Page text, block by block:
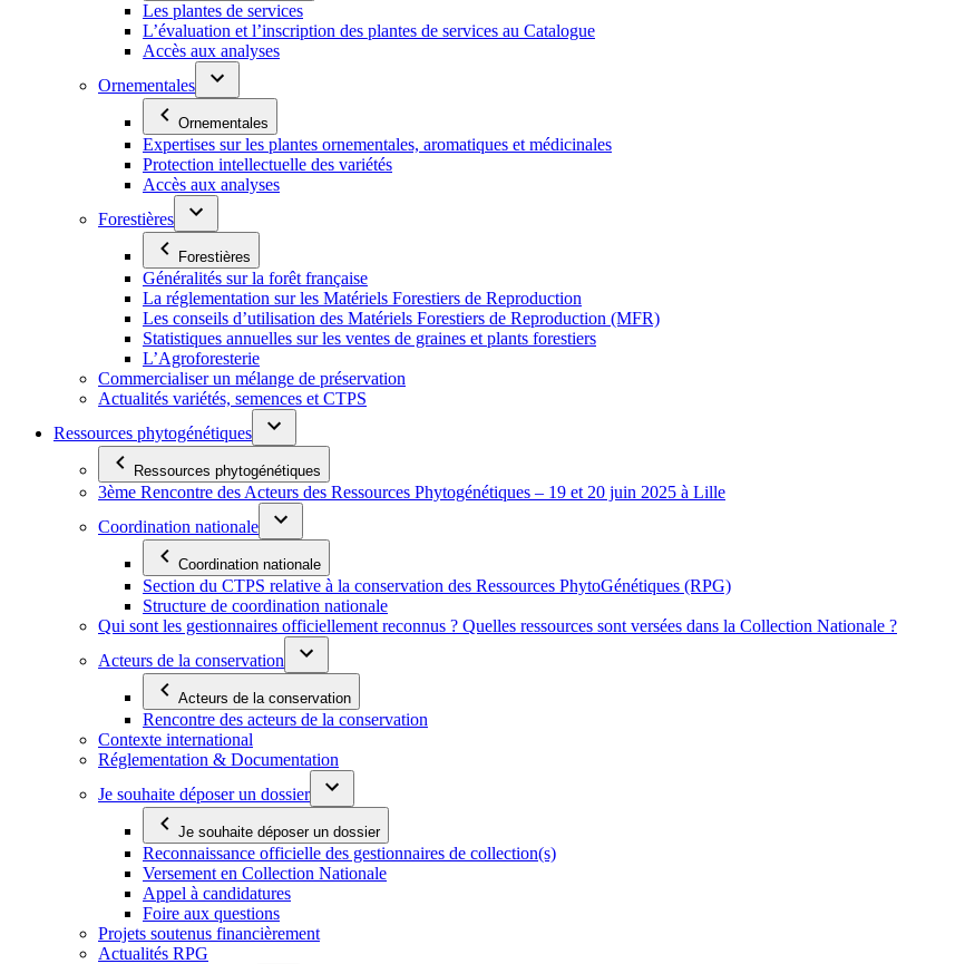
Les plantes de services
L’évaluation et l’inscription des plantes de services au Catalogue
Accès aux analyses
Ornementales
Ornementales
Expertises sur les plantes ornementales, aromatiques et médicinales
Protection intellectuelle des variétés
Accès aux analyses
Forestières
Forestières
Généralités sur la forêt française
La réglementation sur les Matériels Forestiers de Reproduction
Les conseils d’utilisation des Matériels Forestiers de Reproduction (MFR)
Statistiques annuelles sur les ventes de graines et plants forestiers
L’Agroforesterie
Commercialiser un mélange de préservation
Actualités variétés, semences et CTPS
Ressources phytogénétiques
Ressources phytogénétiques
3ème Rencontre des Acteurs des Ressources Phytogénétiques – 19 et 20 juin 2025 à Lille
Coordination nationale
Coordination nationale
Section du CTPS relative à la conservation des Ressources PhytoGénétiques (RPG)
Structure de coordination nationale
Qui sont les gestionnaires officiellement reconnus ? Quelles ressources sont versées dans la Collection Nationale ?
Acteurs de la conservation
Acteurs de la conservation
Rencontre des acteurs de la conservation
Contexte international
Réglementation & Documentation
Je souhaite déposer un dossier
Je souhaite déposer un dossier
Reconnaissance officielle des gestionnaires de collection(s)
Versement en Collection Nationale
Appel à candidatures
Foire aux questions
Projets soutenus financièrement
Actualités RPG